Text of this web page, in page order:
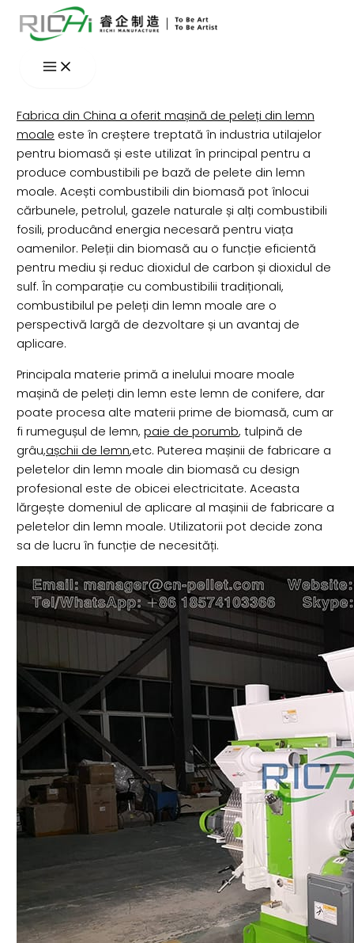
Skip
Fabrica din China a oferit mașină de peleți din lemn
moale este în creștere treptată în industria utilajelor
pentru biomasă și este utilizat în principal pentru a
produce combustibili pe bază de pelete din lemn
moale. Acești combustibili din biomasă pot înlocui
cărbunele, petrolul, gazele naturale și alți combustibili
fosili, producând energia necesară pentru viața
oamenilor. Peleții din biomasă au o funcție eficientă
pentru mediu și reduc dioxidul de carbon și dioxidul de
sulf. În comparație cu combustibilii tradiționali,
combustibilul pe peleți din lemn moale are o
perspectivă largă de dezvoltare și un avantaj de
aplicare.
Principala materie primă a inelului moare moale
mașină de peleți din lemn este lemn de conifere, dar
poate procesa alte materii prime de biomasă, cum ar
fi rumegușul de lemn, paie de porumb, tulpină de
grâu,așchii de lemn,etc. Puterea mașinii de fabricare a
peletelor din lemn moale din biomasă cu design
profesional este de obicei electricitate. Aceasta
lărgește domeniul de aplicare al mașinii de fabricare a
peletelor din lemn moale. Utilizatorii pot decide zona
sa de lucru în funcție de necesități.